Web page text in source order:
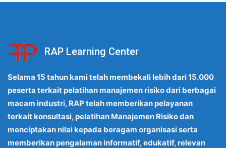
RAP Learning Center
Selama 15 tahun kami telah membekali lebih dari 15.000
peserta terkait pelatihan manajemen risiko dari berbagai
macam industri, RAP telah memberikan pelayanan
terkait konsultasi, pelatihan Manajemen Risiko dan
menciptakan nilai kepada beragam organisasi serta
memberikan pengalaman informatif, edukatif, relevan